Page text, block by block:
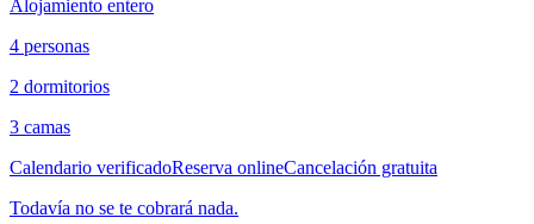
Alojamiento entero
4 personas
2 dormitorios
3 camas
Calendario verificadoReserva onlineCancelación gratuita
Todavía no se te cobrará nada.